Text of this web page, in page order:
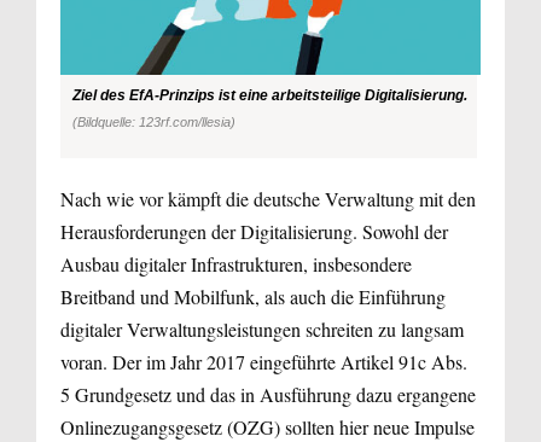
Ziel des EfA-Prinzips ist eine arbeitsteilige Digitalisierung.
(Bildquelle: 123rf.com/llesia)
Nach wie vor kämpft die deutsche Verwaltung mit den
Herausforderungen der Digitalisierung. Sowohl der
Ausbau digitaler Infrastrukturen, insbesondere
Breitband und Mobilfunk, als auch die Einführung
digitaler Verwaltungsleistungen schreiten zu langsam
voran. Der im Jahr 2017 eingeführte Artikel 91c Abs.
5 Grundgesetz und das in Ausführung dazu ergangene
Onlinezugangsgesetz (OZG) sollten hier neue Impulse